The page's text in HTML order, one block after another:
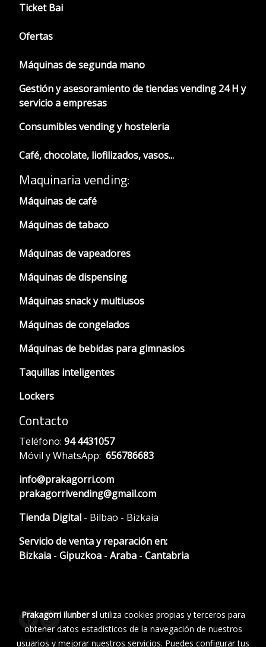
Ticket Bai
Ofertas
Máquinas de segunda mano
Gestión y asesoramiento de tiendas vending 24 H y
servicio a empresas
Consumibles vending y hosteleria
Café, chocolate, liofilizados, vasos...
Maquinaria vending:
Máquinas de café
Máquinas de tabaco
Máquinas de vapeadores
Máquinas de dispensing
Máquinas snack y multiusos
Máquinas de congelados
Máquinas de bebidas para gimnasios
Taquillas inteligentes
Lockers
Contacto
Teléfono: 94 4431057
Móvil y WhatsApp: 656786683
info@prakagorri.com
prakagorrivending@gmail.com
Tienda Digital - Bilbao - Bizkaia
Servicio de venta y reparación en:
Bizkaia - Gipuzkoa - Araba - Cantabria
Aviso legal
Prakagorri ilunber slutiliza cookies propias y terceros para
obtener datos estadísticos de la navegación de nuestros
usuarios y mejorar nuestros servicios. Puedes configurar tus